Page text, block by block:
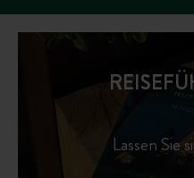
Lassen Sie